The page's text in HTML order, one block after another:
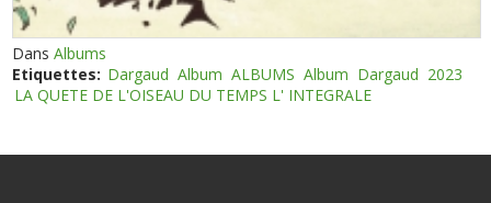
DansAlbums
Etiquettes: Dargaud Album ALBUMS Album Dargaud 2023
LA QUETE DE L'OISEAU DU TEMPS L' INTEGRALE